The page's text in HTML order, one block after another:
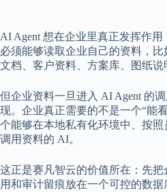
AI Agent 想在企业里真正发挥作
必须能够读取企业自己的资料，
文档、客户资料、方案库、图纸说
但企业资料一旦进入 AI Agent 的
现。企业真正需要的不是一个“能
个能够在本地私有化环境中、按
调用资料的 AI。
这正是赛凡智云的价值所在：先
用和审计留痕放在一个可控的数据